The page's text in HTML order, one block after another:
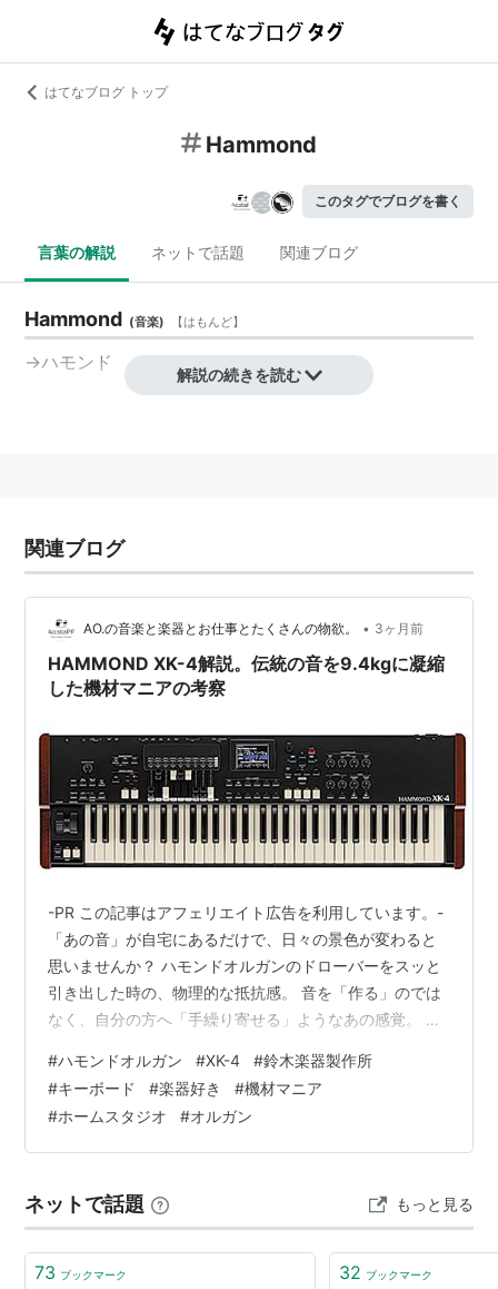
はてなブログ トップ
Hammond
このタグでブログを書く
言葉の解説 ネットで話題 関連ブログ
Hammond (音楽) 【はもんど】
→ハモンド
解説の続きを読む
関連ブログ
AO.の音楽と楽器とお仕事とたくさんの物欲。 • 3ヶ月前
HAMMOND XK-4解説。伝統の音を9.4kgに凝縮
した機材マニアの考察
-PR この記事はアフェリエイト広告を利用しています。-
「あの音」が自宅にあるだけで、日々の景色が変わると
思いませんか？ ハモンドオルガンのドローバーをスッと
引き出した時の、物理的な抵抗感。 音を「作る」のでは
なく、自分の方へ「手繰り寄せる」ようなあの感覚。 音
あの重厚なB-3サウンドに憧れたことがあるはずです。
私は25年以上ドラムを継続していますが、ステージで本
物のハモンドが放つ「空気の濃さ」には、いつも圧倒さ
れてきました。 その濃密なサウンドを、現代のIT技術で
XK-4です。 伝統…
#ハモンドオルガン #XK-4 #鈴木楽器製作所
#キーボード #楽器好き #機材マニア
#ホームスタジオ #オルガン
ネットで話題 もっと見る
73 ブックマーク 32 ブックマーク